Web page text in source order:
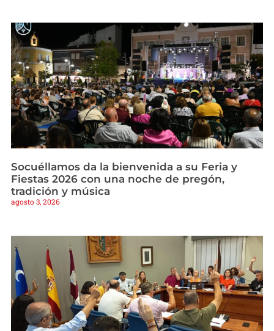
Socuéllamos da la bienvenida a su Feria y
Fiestas 2026 con una noche de pregón,
tradición y música
agosto 3, 2026